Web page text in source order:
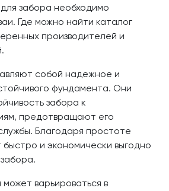
забора необходимо
Где можно найти каталог
производителей и
собой надежное и
фундамента. Они
забора к
предотвращают его
Благодаря простоте
и экономически выгодно
варьироваться в